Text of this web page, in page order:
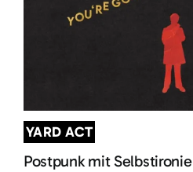
YARD ACT
Postpunk mit Selbstironie